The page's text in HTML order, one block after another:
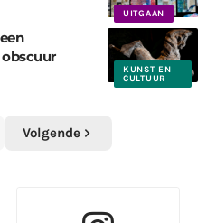
UITGAAN
KUNST EN
CULTUUR
Volgende